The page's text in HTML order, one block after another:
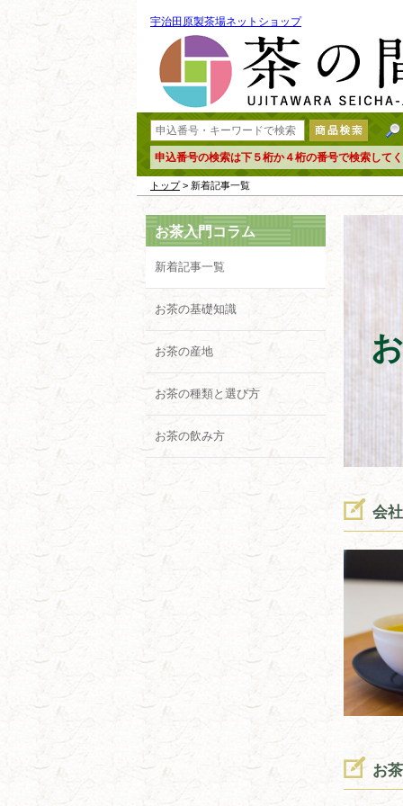
宇治田原製茶場ネットショップ
申込番号の検索は下５桁か４桁の番号で検索して
トップ> 新着記事一覧
お茶入門コラム
新着記事一覧
お茶の基礎知識
お茶の産地
お茶の種類と選び方
お茶の飲み方
会
お